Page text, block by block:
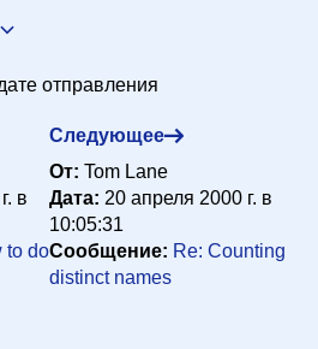
2000 г. в 15:53:02
Tom Lane
Christopher Sawtell
19 апреля 2000 г. в 22:38:22
names Tom Lane
19 апреля 2000 г. в 22:55:25
отправления
в
to do
Следующее
От: Tom Lane
Дата: 20 апреля 2000 г. в
10:05:31
Сообщение: Re: Counting
distinct names